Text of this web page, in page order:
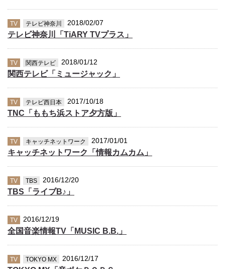
TV テレビ神奈川 2018/02/07
テレビ神奈川「TiARY TVプラス」
TV 関西テレビ 2018/01/12
関西テレビ「ミュージャック」
TV テレビ西日本 2017/10/18
TNC「ももち浜ストア夕方版」
TV キャッチネットワーク 2017/01/01
キャッチネットワーク「情報カムカム」
TV TBS 2016/12/20
TBS「ライブB♪」
TV 2016/12/19
全国音楽情報TV「MUSIC B.B.」
TV TOKYO MX 2016/12/17